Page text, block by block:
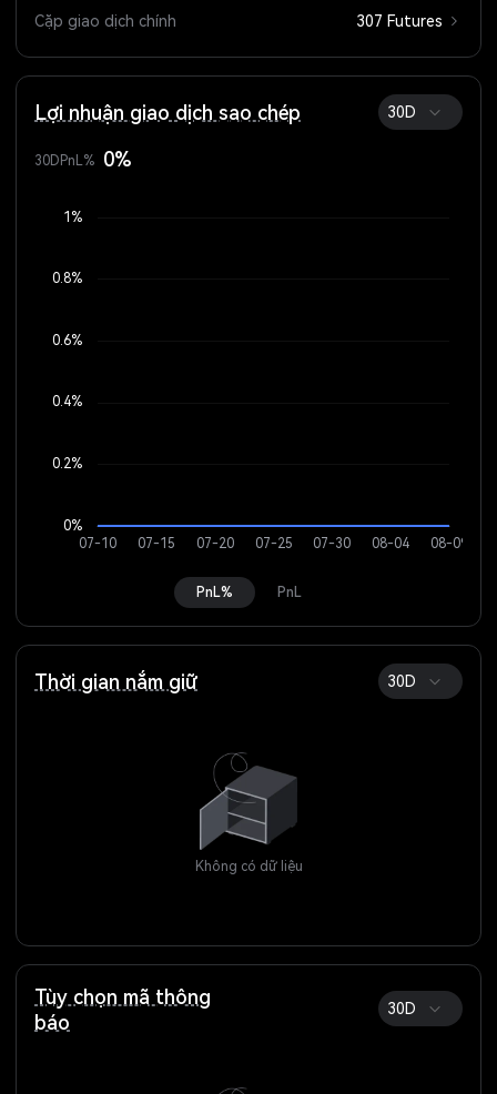
Cặp giao dịch chính
307 Futures
Lợi nhuận giao dịch sao chép 30D
30DPnL% 0%
PnL% PnL
Thời gian nắm giữ 30D
Không có dữ liệu
Tùy chọn mã thông
báo
30D